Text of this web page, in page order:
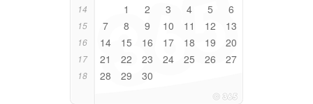
14 1 2 3 4 5 6
15 7 8 9 10 11 12 13
16 14 15 16 17 18 19 20
17 21 22 23 24 25 26 27
18 28 29 30